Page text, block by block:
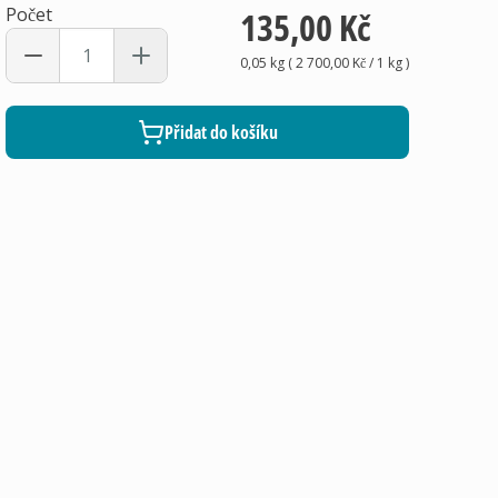
Počet 135,00 Kč
0,05 kg(2 700,00 Kč/ 1 kg)
Přidat do košíku